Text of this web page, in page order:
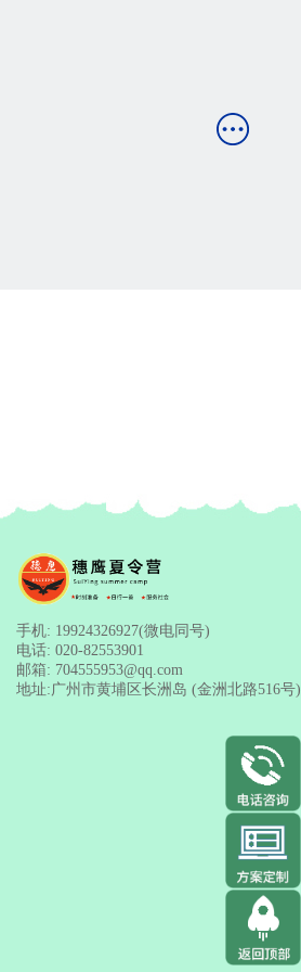
手机: 19924326927(微电同号)
电话: 020-82553901
邮箱: 704555953@qq.com
地址: 广州市黄埔区长洲岛 (金洲北路516号)